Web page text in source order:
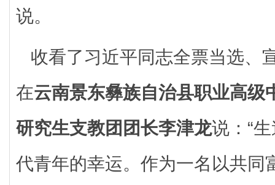
说。
收看了习近平同志全票当选、
在云南景东彝族自治县职业高级
研究生支教团团长李津龙说：“
代青年的幸运。作为一名以共同